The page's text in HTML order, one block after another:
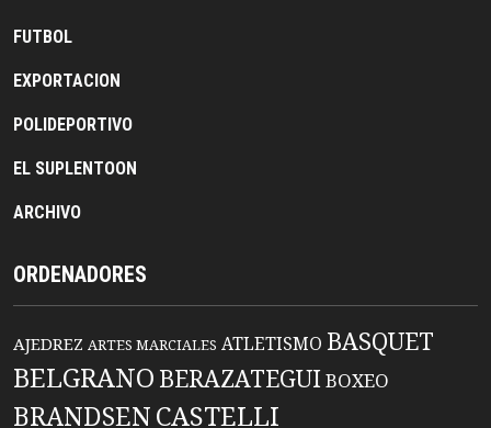
FUTBOL
EXPORTACION
POLIDEPORTIVO
EL SUPLENTOON
ARCHIVO
ORDENADORES
AJEDREZ ARTES MARCIALES ATLETISMO BASQUET
BELGRANO BERAZATEGUIBOXEO
BRANDSENCASTELLI